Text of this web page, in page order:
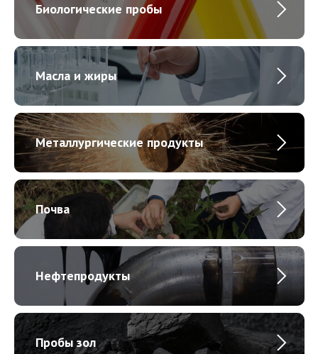
Биологические пробы
Масла и жиры
Металлургические продукты
Почва
Нефтепродукты
Пробы зол